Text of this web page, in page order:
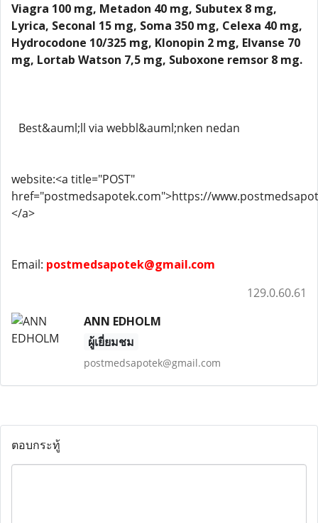
Viagra 100 mg, Metadon 40 mg, Subutex 8 mg,
Lyrica, Seconal 15 mg, Soma 350 mg, Celexa 40 mg,
Hydrocodone 10/325 mg, Klonopin 2 mg, Elvanse 70
mg, Lortab Watson 7,5 mg, Suboxone remsor 8 mg.
Best&auml;ll via webbl&auml;nken nedan
website:<a title="POST"
href="postmedsapotek.com">https://
</a>
Email: postmedsapotek@gmail.com
129.0.60.61
ANN EDHOLM
ผู้เยี่ยมชม
postmedsapotek@gmail.com
ตอบกระทู้